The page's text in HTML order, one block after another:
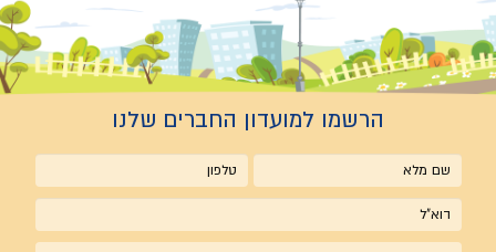
הרשמו למועדון החברים שלנו
שם
מלא
טלפון
אימייל